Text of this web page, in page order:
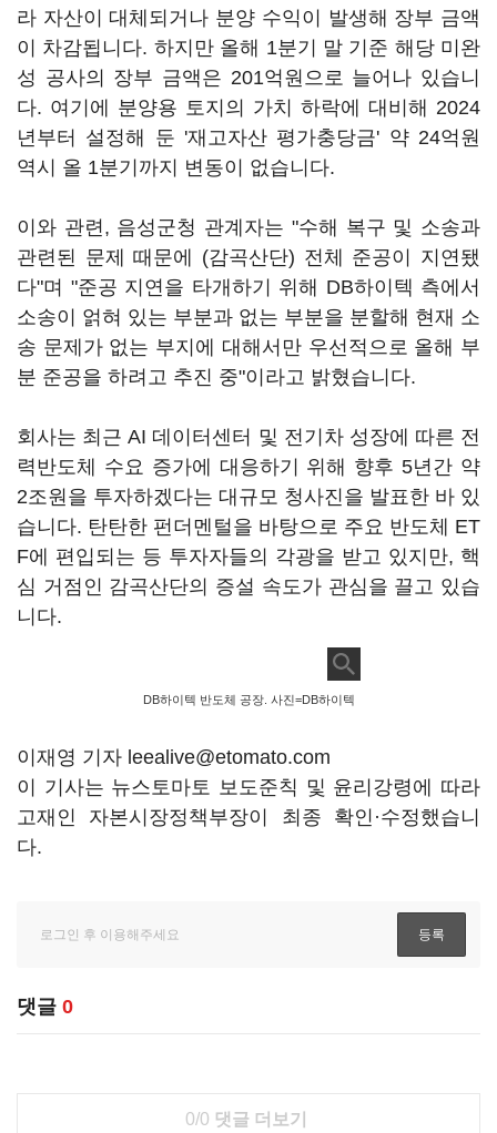
라 자산이 대체되거나 분양 수익이 발생해 장부 금액
이 차감됩니다. 하지만 올해 1분기 말 기준 해당 미완
성 공사의 장부 금액은 201억원으로 늘어나 있습니
다. 여기에 분양용 토지의 가치 하락에 대비해 2024
년부터 설정해 둔 '재고자산 평가충당금' 약 24억원
역시 올 1분기까지 변동이 없습니다.
이와 관련, 음성군청 관계자는 "수해 복구 및 소송과
관련된 문제 때문에 (감곡산단) 전체 준공이 지연됐
다"며 "준공 지연을 타개하기 위해 DB하이텍 측에서
소송이 얽혀 있는 부분과 없는 부분을 분할해 현재 소
송 문제가 없는 부지에 대해서만 우선적으로 올해 부
분 준공을 하려고 추진 중"이라고 밝혔습니다.
회사는 최근 AI 데이터센터 및 전기차 성장에 따른 전
력반도체 수요 증가에 대응하기 위해 향후 5년간 약
2조원을 투자하겠다는 대규모 청사진을 발표한 바 있
습니다. 탄탄한 펀더멘털을 바탕으로 주요 반도체 ET
F에 편입되는 등 투자자들의 각광을 받고 있지만, 핵
심 거점인 감곡산단의 증설 속도가 관심을 끌고 있습
니다.
DB하이텍 반도체 공장. 사진=DB하이텍
이재영 기자 leealive@etomato.com
이 기사는 뉴스토마토 보도준칙 및 윤리강령에 따라
고재인 자본시장정책부장이 최종 확인·수정했습니
다.
댓글 0
0/0 댓글 더보기